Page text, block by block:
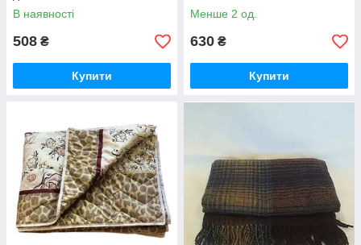
В наявності
508 ₴
Купити
Менше 2 од.
630 ₴
Купити